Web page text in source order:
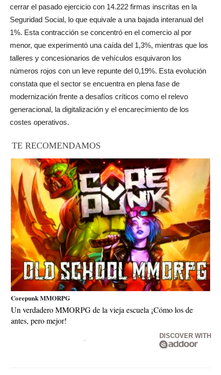
cerrar el pasado ejercicio con 14.222 firmas inscritas en la
Seguridad Social, lo que equivale a una bajada interanual del
1%. Esta contracción se concentró en el comercio al por
menor, que experimentó una caída del 1,3%, mientras que los
talleres y concesionarios de vehículos esquivaron los
números rojos con un leve repunte del 0,19%. Esta evolución
constata que el sector se encuentra en plena fase de
modernización frente a desafíos críticos como el relevo
generacional, la digitalización y el encarecimiento de los
costes operativos.
TE RECOMENDAMOS
Corepunk MMORPG
Un verdadero MMORPG de la vieja escuela ¡Cómo los de
antes, pero mejor!
DISCOVER WITH